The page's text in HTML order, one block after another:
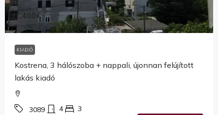
1,400€
KIADÓ
Kostrena, 3 hálószoba + nappali, újonnan felújított
lakás kiadó
3089 4 3